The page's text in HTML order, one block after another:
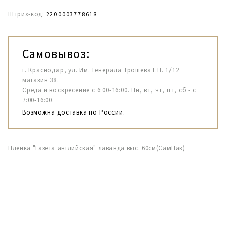
Штрих-код: 2200003778618
Самовывоз:
г. Краснодар, ул. Им. Генерала Трошева Г.Н. 1/12
магазин 38.
Среда и воскресение с 6:00-16:00. Пн, вт, чт, пт, сб - с
7:00-16:00.
Возможна доставка по России.
Пленка "Газета английская" лаванда выс. 60см(СамПак)